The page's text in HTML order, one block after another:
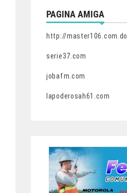
PAGINA AMIGA
http://master106.com.do
serie37.com
jobafm.com
lapoderosah61.com